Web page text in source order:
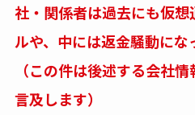
社・関係者は過去にも仮
ルや、中には返金騒動にな
（この件は後述する会社
言及します）